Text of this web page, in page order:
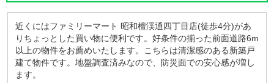
近くにはファミリーマート 昭和檀渓通四丁目店(徒歩4分)があ
りちょっとした買い物に便利です。好条件の揃った前面道路6m
以上の物件をお薦めいたします。こちらは清潔感のある新築戸
建て物件です。地盤調査済みなので、防災面での安心感が増し
ます。